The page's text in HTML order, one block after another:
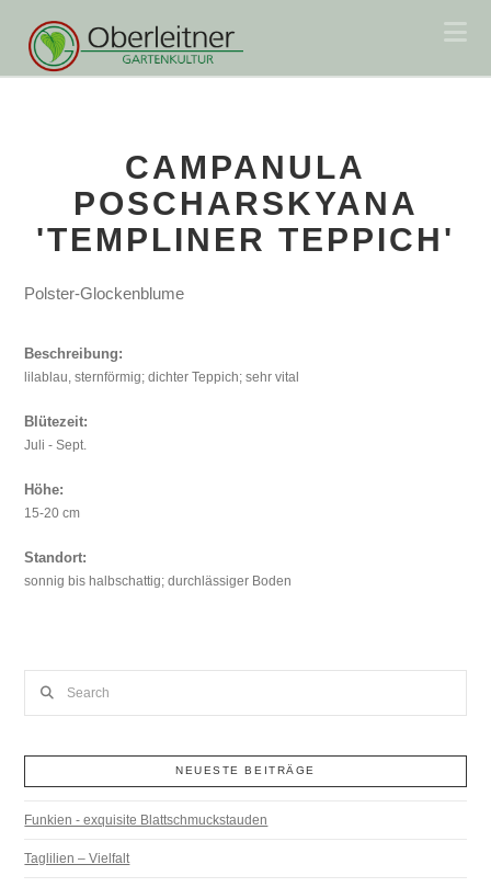
CAMPANULA
POSCHARSKYANA
'TEMPLINER TEPPICH'
Polster-Glockenblume
Beschreibung:
lilablau, sternförmig; dichter Teppich; sehr vital
Blütezeit:
Juli - Sept.
Höhe:
15-20 cm
Standort:
sonnig bis halbschattig; durchlässiger Boden
NEUESTE BEITRÄGE
Funkien - exquisite Blattschmuckstauden
Taglilien – Vielfalt